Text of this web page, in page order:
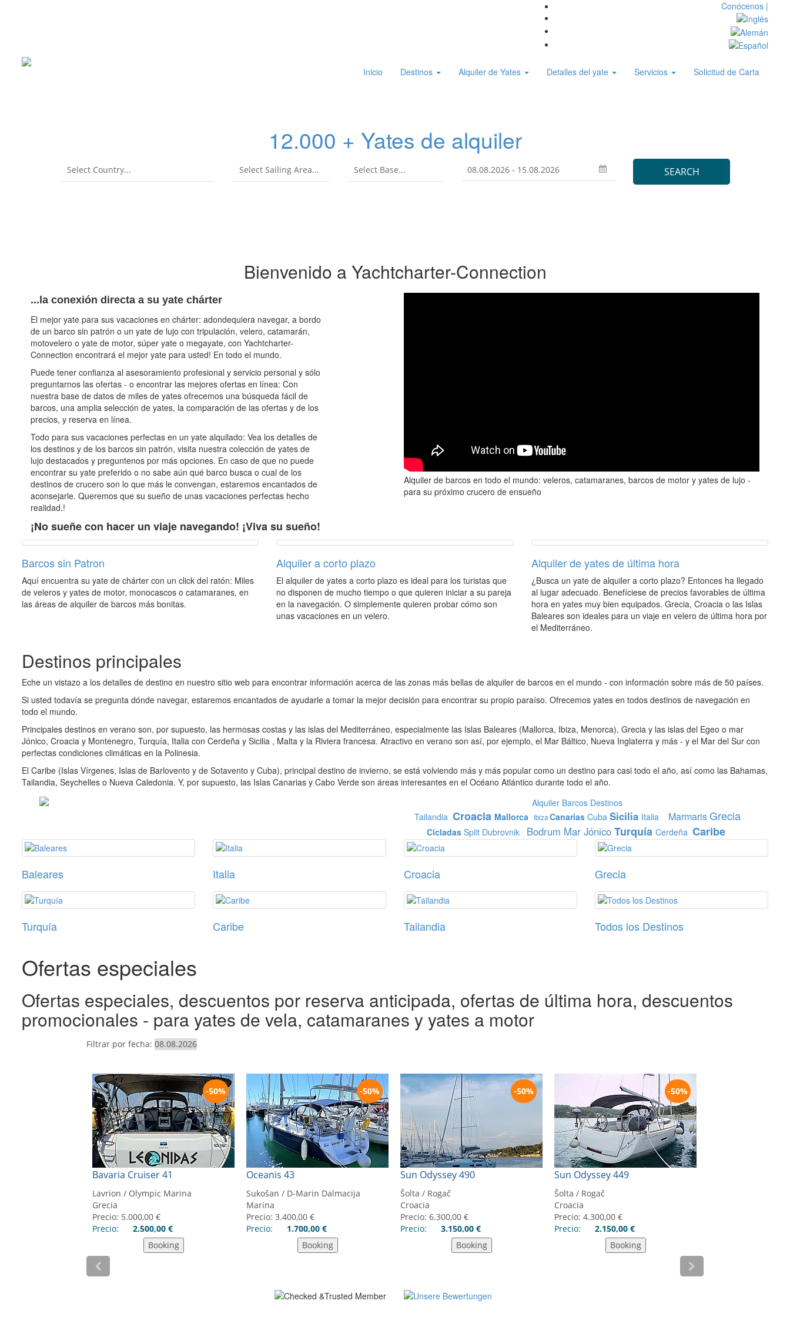
Conócenos |
Inicio Destinos Alquiler de Yates Detalles del yate Servicios Solicitud de Carta
12.000 + Yates de alquiler
Bienvenido a Yachtcharter-Connection
...la conexión directa a su yate chárter
El mejor yate para sus vacaciones en chárter: adondequiera navegar, a bordo
de un barco sin patrón o un yate de lujo con tripulación, velero, catamarán,
motovelero o yate de motor, súper yate o megayate, con Yachtcharter-
Connection encontrará el mejor yate para usted! En todo el mundo.
Puede tener confianza al asesoramiento profesional y servicio personal y sólo
preguntarnos las ofertas - o encontrar las mejores ofertas en línea: Con
nuestra base de datos de miles de yates ofrecemos una búsqueda fácil de
barcos, una amplia selección de yates, la comparación de las ofertas y de los
precios, y reserva en línea.
Todo para sus vacaciones perfectas en un yate alquilado: Vea los detalles de
los destinos y de los barcos sin patrón, visita nuestra colección de yates de
lujo destacados y preguntenos por más opciones. En caso de que no puede
encontrar su yate preferido o no sabe aún qué barco busca o cual de los
destinos de crucero son lo que más le convengan, estaremos encantados de
aconsejarle. Queremos que su sueño de unas vacaciones perfectas hecho
realidad.!
¡No sueñe con hacer un viaje navegando! ¡Viva su sueño!
Alquiler de barcos en todo el mundo: veleros, catamaranes, barcos de motor y yates de lujo -
para su próximo crucero de ensueño
Barcos sin Patron
Aquí encuentra su yate de chárter con un click del ratón: Miles
de veleros y yates de motor, monocascos o catamaranes, en
las áreas de alquiler de barcos más bonitas.
Alquiler a corto plazo
El alquiler de yates a corto plazo es ideal para los turistas que
no disponen de mucho tiempo o que quieren iniciar a su pareja
en la navegación. O simplemente quieren probar cómo son
unas vacaciones en un velero.
Alquiler de yates de última hora
¿Busca un yate de alquiler a corto plazo? Entonces ha llegado
al lugar adecuado. Benefíciese de precios favorables de última
hora en yates muy bien equipados. Grecia, Croacia o las Islas
Baleares son ideales para un viaje en velero de última hora por
el Mediterráneo.
Destinos principales
Eche un vistazo a los detalles de destino en nuestro sitio web para encontrar información acerca de las zonas más bellas de alquiler de barcos en el mundo - con información sobre más de 50 países.
Si usted todavía se pregunta dónde navegar, estaremos encantados de ayudarle a tomar la mejor decisión para encontrar su propio paraíso. Ofrecemos yates en todos destinos de navegación en
todo el mundo.
Principales destinos en verano son, por supuesto, las hermosas costas y las islas del Mediterráneo, especialmente las Islas Baleares (Mallorca, Ibiza, Menorca), Grecia y las islas del Egeo o mar
Jónico, Croacia y Montenegro, Turquía, Italia con Cerdeña y Sicilia , Malta y la Riviera francesa. Atractivo en verano son así, por ejemplo, el Mar Báltico, Nueva Inglaterra y más - y el Mar del Sur con
perfectas condiciones climáticas en la Polinesia.
El Caribe (Islas Vírgenes, Islas de Barlovento y de Sotavento y Cuba), principal destino de invierno, se está volviendo más y más popular como un destino para casi todo el año, así como las Bahamas,
Tailandia, Seychelles o Nueva Caledonia. Y, por supuesto, las Islas Canarias y Cabo Verde son áreas interesantes en el Océano Atlántico durante todo el año.
Alquiler Barcos Destinos
Tailandia Croacia Mallorca Ibiza Canarias Cuba Sicilia Italia MarmarisGrecia
Cícladas Split Dubrovnik Bodrum Mar Jónico Turquía Cerdeña Caribe
Baleares Italia Croacia Grecia
Turquía Caribe Tailandia Todos los Destinos
Ofertas especiales
Ofertas especiales, descuentos por reserva anticipada, ofertas de última hora, descuentos
promocionales - para yates de vela, catamaranes y yates a motor